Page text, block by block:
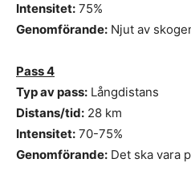
Intensitet: 75%
Genomförande: Njut av
Pass 4
Typ av pass: Långdistans
Distans/tid: 28 km
Intensitet: 70-75%
Genomförande: Det ska vara